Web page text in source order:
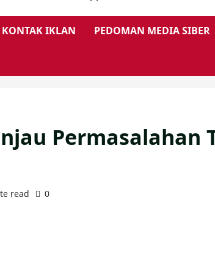
KONTAK IKLAN PEDOMAN MEDIA SIBER
Permasalahan
read 0